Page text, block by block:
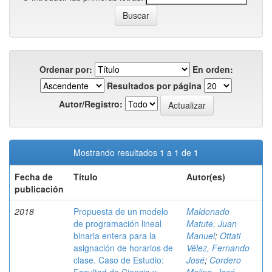
Ordenar por:
En orden:
Resultados por página
Autor/Registro:
Mostrando resultados 1 a 1 de 1
Fecha de
publicación
Título Autor(es)
2018
Propuesta de un modelo
de programación lineal
binaria entera para la
asignación de horarios de
clase. Caso de Estudio:
Maldonado
Matute, Juan
Manuel; Ottati
Vélez, Fernando
José; Cordero